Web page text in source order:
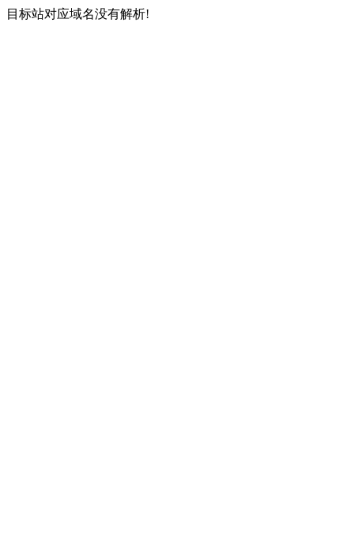
目标站对应域名没有解析!